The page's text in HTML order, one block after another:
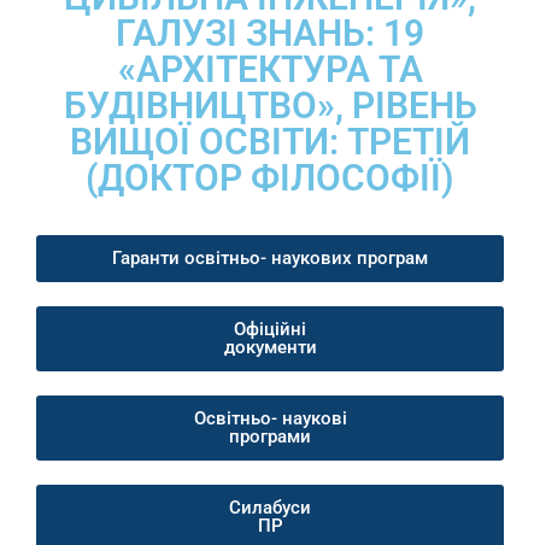
ГАЛУЗІ ЗНАНЬ: 19
«АРХІТЕКТУРА ТА
БУДІВНИЦТВО», РІВЕНЬ
ВИЩОЇ ОСВІТИ: ТРЕТІЙ
(ДОКТОР ФІЛОСОФІЇ)
Гаранти освітньо- наукових програм
Офіційні
документи
Освітньо- наукові
програми
Силабуси
ПР